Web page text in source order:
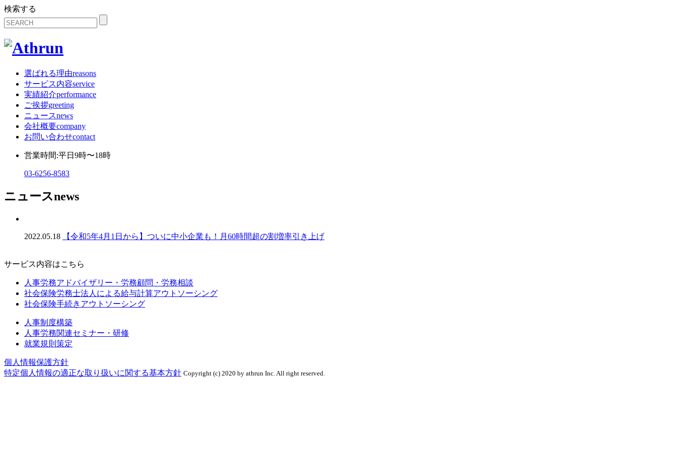
検索する
選ばれる理由reasons
サービス内容service
実績紹介performance
ご挨拶greeting
ニュースnews
会社概要company
お問い合わせcontact
営業時間:平日9時〜18時
03-6256-8583
ニュースnews
2022.05.18 【令和5年4月1日から】ついに中小企業も！月60時間超の割増率引き上げ
サービス内容はこちら
人事労務アドバイザリー・労務顧問・労務相談
社会保険労務士法人による給与計算アウトソーシング
社会保険手続きアウトソーシング
人事制度構築
人事労務関連セミナー・研修
就業規則策定
個人情報保護方針
特定個人情報の適正な取り扱いに関する基本方針 Copyright (c) 2020 by athrun Inc. All right reserved.